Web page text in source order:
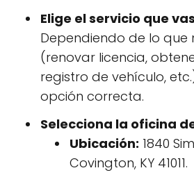
Elige el servicio que
Dependiendo de lo que
(renovar licencia,
registro de vehículo,
opción correcta.
Selecciona la oficina
Ubicación: 1840
Covington, KY 41011.